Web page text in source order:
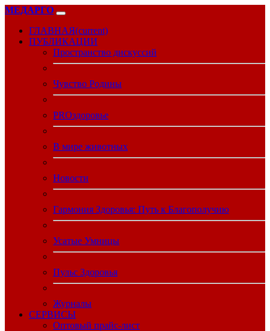
МЕДАРГО
ГЛАВНАЯ(current)
ПУБЛИКАЦИИ
Пространство дискуссий
Чувство Родины
PROздоровье
В мире животных
Новости
Гармония Здоровья: Путь к Благополучию
Усатые Умницы
Пульс Здоровья
Журналы
CЕРВИСЫ
Оптовый прайс-лист